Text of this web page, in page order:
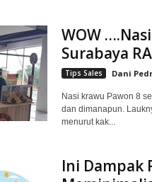
WOW
Surabaya
Tips Sales Dani
Nasi krawu Pawon 8
dan dimanapun.
menurut kak...
Ini Dampak